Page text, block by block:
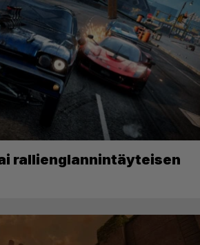
rallienglannintäyteisen